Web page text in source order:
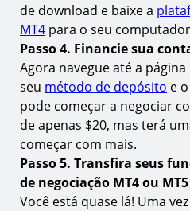
Saiba mais sobre a
Negocie o CAC 40 no MT4
TIOmarkets
de download e baixe a
MT4 para o seu
Passo 4. Financie sua
Agora navegue até a
seu método de depósito e
pode começar a negociar
de apenas $20, mas terá
começar com mais.
Passo 5. Transfira seus
de negociação MT4 ou MT5
Você está quase lá! Uma